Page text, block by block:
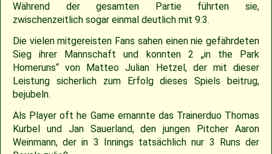
Während der gesamten Partie führten sie,
zwischenzeitlich sogar einmal deutlich mit 9:3.
Die vielen mitgereisten Fans sahen einen nie gefährdeten
Sieg ihrer Mannschaft und konnten 2 „in the Park
Homeruns“ von Matteo Julian Hetzel, der mit dieser
Leistung sicherlich zum Erfolg dieses Spiels beitrug,
bejubeln.
Als Player oft he Game ernannte das Trainerduo Thomas
Kurbel und Jan Sauerland, den jungen Pitcher Aaron
Weinmann, der in 3 Innings tatsächlich nur 3 Runs der
2014
2013
2012
2011
2010
27.04.2019 – Jugendspiel in Gammertingen06.05.2017 – Jugendspiel in Sindelfingen
04.03.2017 – Jugendausflug Sensapolis
03.03.2017 – Jahreshauptversammlung
Saison 2015
Saison 2014
Saison 2013
Saison 2012
Saison 2011